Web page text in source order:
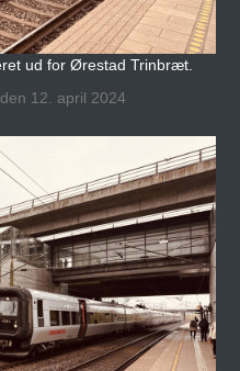
ud for Ørestad Trinbræt.
12. april 2024